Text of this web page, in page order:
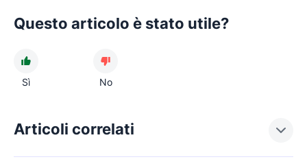
Questo articolo è stato utile?
Sì No
Articoli correlati